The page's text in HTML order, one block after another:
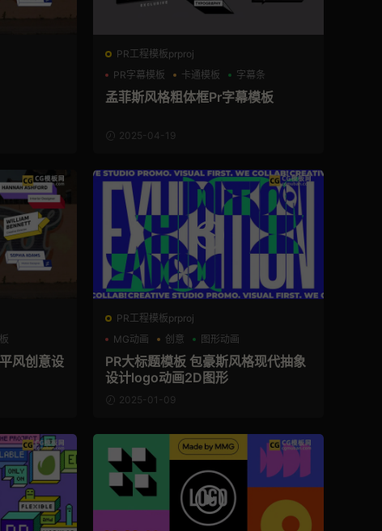
PR工程模板prproj
PR字幕模板
卡通模板 字幕条
孟菲斯风格粗体框Pr字幕模板
2025-04-19
风创意设
PR工程模板prproj
MG动画
创意 图形动画
PR大标题模板 包豪斯风格现代抽象
设计logo动画2D图形
2025-01-09